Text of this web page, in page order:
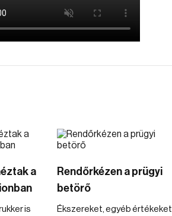
a
is
Rendőrkézen a prügyi
betörő
Ékszereket, egyéb értékeket